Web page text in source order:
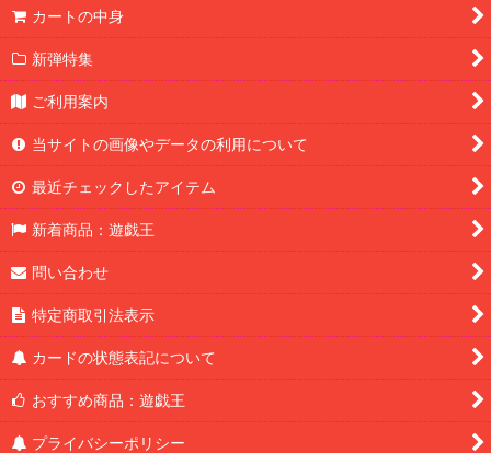
カートの中身
新弾特集
ご利用案内
当サイトの画像やデータの利用について
最近チェックしたアイテム
新着商品：遊戯王
問い合わせ
特定商取引法表示
カードの状態表記について
おすすめ商品：遊戯王
プライバシーポリシー